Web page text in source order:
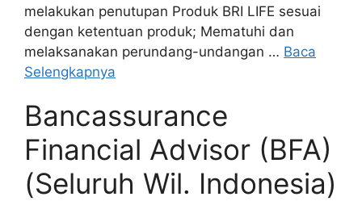
melakukan penutupan Produk BRI LIFE sesuai
dengan ketentuan produk; Mematuhi dan
melaksanakan perundang-undangan … Baca
Selengkapnya
Bancassurance
Financial Advisor (BFA)
(Seluruh Wil. Indonesia)